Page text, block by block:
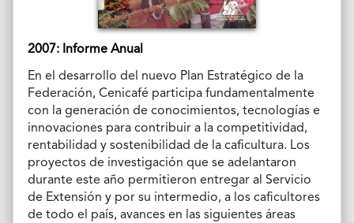
2007: Informe Anual
En el desarrollo del nuevo Plan Estratégico de la
Federación, Cenicafé participa fundamentalmente
con la generación de conocimientos, tecnologías e
innovaciones para contribuir a la competitividad,
rentabilidad y sostenibilidad de la caficultura. Los
proyectos de investigación que se adelantaron
durante este año permitieron entregar al Servicio
de Extensión y por su intermedio, a los caficultores
de todo el país, avances en las siguientes áreas